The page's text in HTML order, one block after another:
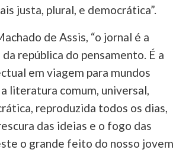
justa, plural, e democrática”.
de Assis, “o jornal é a
república do pensamento. É a
em viagem para mundos
literatura comum, universal,
reproduzida todos os dias,
das ideias e o fogo das
o grande feito do nosso jovem